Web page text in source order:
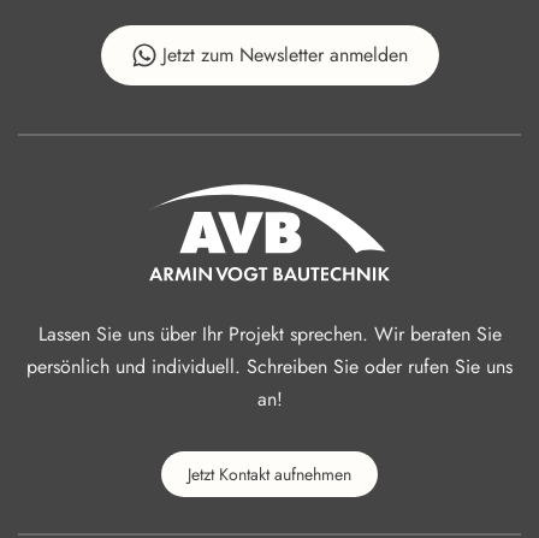
Jetzt zum Newsletter anmelden
Lassen Sie uns über Ihr Projekt sprechen. Wir beraten Sie
persönlich und individuell. Schreiben Sie oder rufen Sie uns
an!
Jetzt Kontakt aufnehmen